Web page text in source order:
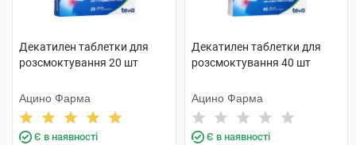
Декатилен таблетки для
розсмоктування 20 шт
Ацино Фарма
Є в наявності
Декатилен таблетки для
розсмоктування 40 шт
Ацино Фарма
Є в наявності